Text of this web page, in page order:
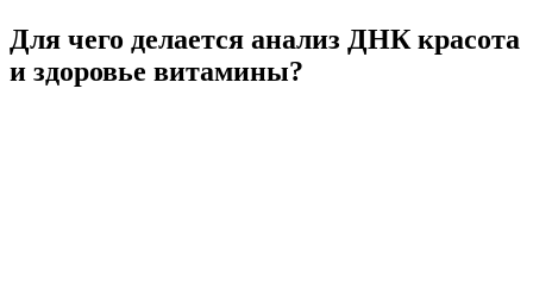
Для чего делается анализ ДНК красота
и здоровье витамины?